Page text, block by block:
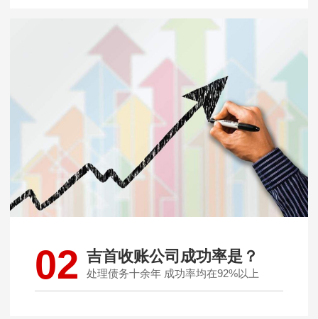
02 吉首收账公司成功率是？
处理债务十余年 成功率均在92%以上